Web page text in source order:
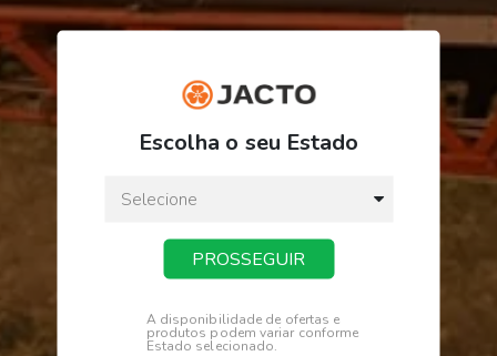
ORDEM/PRODUTO
FINALIZAR PEDIDO
Receba novidades
Escolha o seu Estado
PROSSEGUIR
A disponibilidade de ofertas e
produtos podem variar conforme
Estado selecionado.